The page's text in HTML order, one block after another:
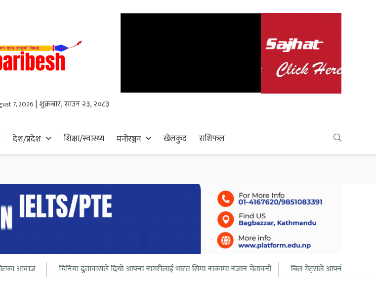
7, 2026 | शुक्रबार, साउन २३, २०८३
देश/प्रदेश शिक्षा/स्वास्थ्य मनोरञ्जन खेलकुद राशिफल
चिनिया दुतावासले दियो आफ्ना नागरीलाई भारत सिमा नाकामा नजान चेतावनी बिल गेट्सले आफ्नो सबै सम्पत्ति २० बर्ष भित्र दान